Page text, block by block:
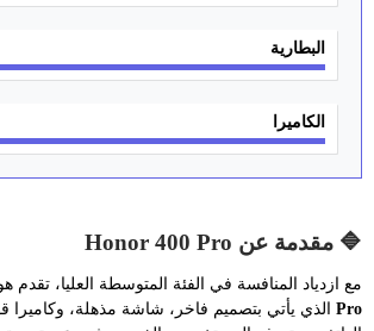
البطارية
الكاميرا
🔷 مقدمة عن Honor 400 Pro
مع ازدياد المنافسة في الفئة المتوسطة العليا، تقدم
Pro الذي يأتي بتصميم فاخر، شاشة مذهلة، وكاميرا